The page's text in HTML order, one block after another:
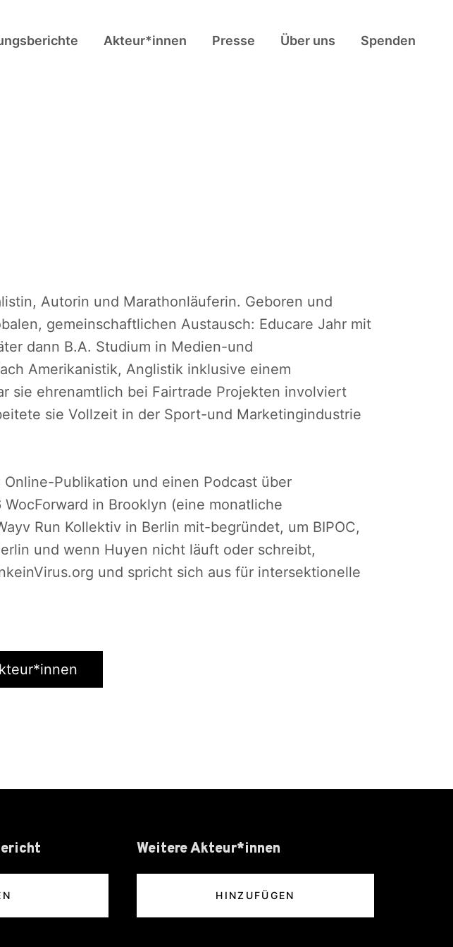
Akteur*innen Presse Über uns Spenden
Autorin und Marathonläuferin. Geboren und
gemeinschaftlichen Austausch: Educare Jahr mit
dann B.A. Studium in Medien-und
Amerikanistik, Anglistik inklusive einem
sie ehrenamtlich bei Fairtrade Projekten involviert
sie Vollzeit in der Sport-und Marketingindustrie
Publikation und einen Podcast über
in Brooklyn (eine monatliche
Run Kollektiv in Berlin mit-begründet, um BIPOC,
und wenn Huyen nicht läuft oder schreibt,
und spricht sich aus für intersektionelle
Weitere Akteur*innen
HINZUFÜGEN